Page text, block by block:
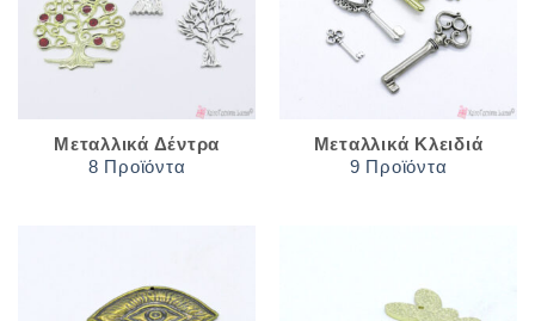
Μεταλλικά Δέντρα
8 Προϊόντα
Μεταλλικά Κλειδιά
9 Προϊόντα